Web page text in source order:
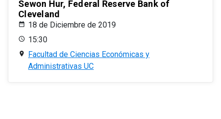
Sewon Hur, Federal Reserve Bank of
Cleveland
18 de Diciembre de 2019
15:30
Facultad de Ciencias Económicas y
Administrativas UC